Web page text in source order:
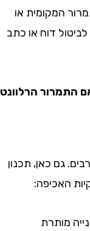
או
דוח או כתב
הרלוונטי
כאן, תכנון